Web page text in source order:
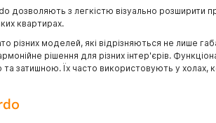
дозволяють з легкістю візуально
квартирах.
різних моделей, які відрізняються не лише
рішення для різних інтер'єрів.
затишною. Їх часто використовують у холах,